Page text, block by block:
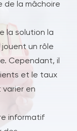
de la mâchoire
la solution la
un rôle
Cependant, il
et le taux
en
informatif